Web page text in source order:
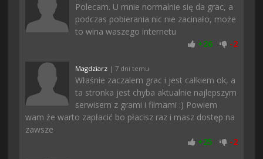
Polecam. U mnie normalnie się da grac, a
podczas pobierania nic nie zacinało, może
to wina waszego internetu
+26 -2
Magdziarz | 7 dni temu
Właśnie zaczalem grac i jest całkiem ok, a
ta stronka jest chyba aktualnie najlepszym
serwisem z grami i filmami :) Powiem
wam że warto zapłacić bo płacisz raz i masz dostęp na
zawsze
+25 -2